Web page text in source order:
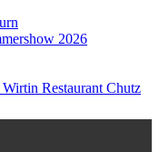
2026
Restaurant Chutz